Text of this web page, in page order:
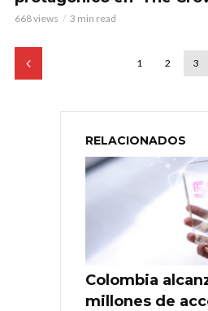
668 views 3 min read
1 2 3
RELACIONADOS
Colombia
millones de